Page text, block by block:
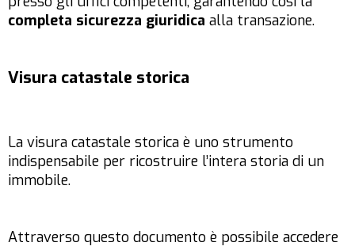
completa sicurezza giuridica alla transazione.
Visura catastale storica
La visura catastale storica è uno strumento
indispensabile per ricostruire l’intera storia di un
immobile.
Attraverso questo documento è possibile accedere